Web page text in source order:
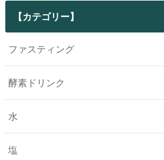
【カテゴリー】
ファスティング
酵素ドリンク
水
塩